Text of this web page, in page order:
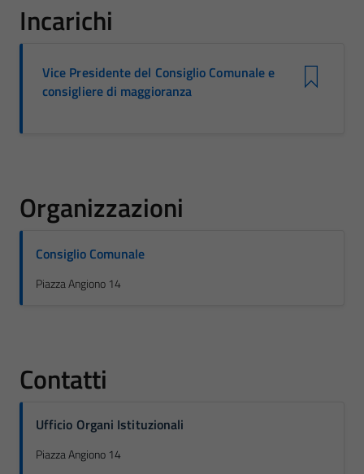
Incarichi
Vice Presidente del Consiglio Comunale e
consigliere di maggioranza
Organizzazioni
Consiglio Comunale
Piazza Angiono 14
Contatti
Ufficio Organi Istituzionali
Piazza Angiono 14